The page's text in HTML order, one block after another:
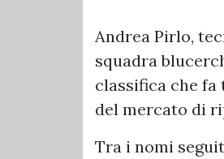
Andrea Pirlo,
squadra
classifica che fa
del mercato di
Tra i nomi